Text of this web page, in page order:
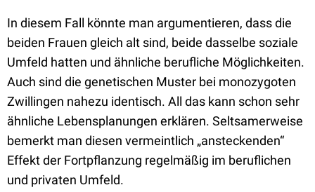
In diesem Fall könnte man argumentieren, dass die
beiden Frauen gleich alt sind, beide dasselbe soziale
Umfeld hatten und ähnliche berufliche Möglichkeiten.
Auch sind die genetischen Muster bei monozygoten
Zwillingen nahezu identisch. All das kann schon sehr
ähnliche Lebensplanungen erklären. Seltsamerweise
bemerkt man diesen vermeintlich „ansteckenden“
Effekt der Fortpflanzung regelmäßig im beruflichen
und privaten Umfeld.